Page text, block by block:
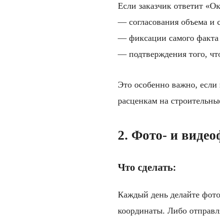
Если заказчик ответит
— согласования объема и
— фиксации самого факта
— подтверждения того,
Это особенно важно,
расценкам на
2. Фото- и
Что сделать:
Каждый день делайте
координаты. Либо